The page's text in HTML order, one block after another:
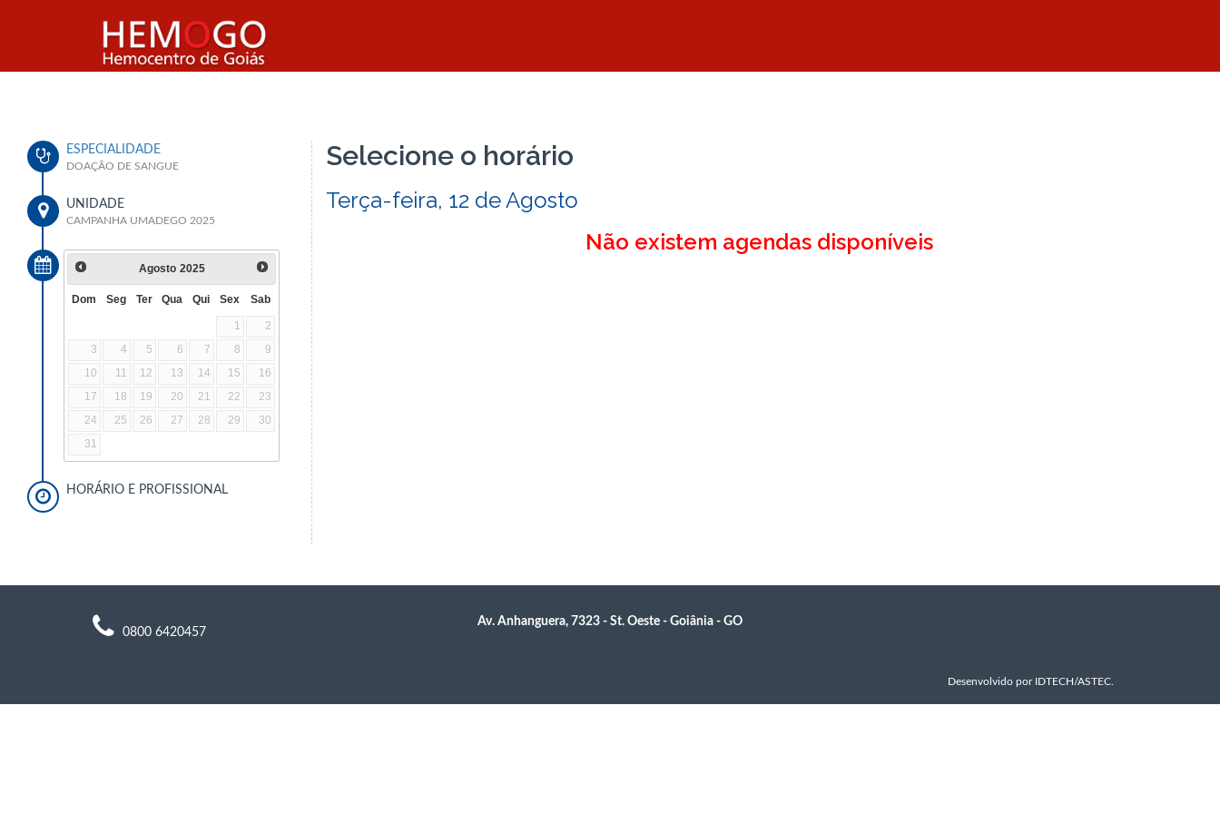
ESPECIALIDADE
DOAÇÃO DE SANGUE
UNIDADE
CAMPANHA UMADEGO 2025
Agosto 2025
Dom Seg Ter Qua Qui Sex Sab
1
2
3
4 5 6 7 8
9
10
11 12 13 14 15
16
17
18 19 20 21 22
23
24
25 26 27 28 29
30
31
HORÁRIO E PROFISSIONAL
Selecione o horário
Terça-feira, 12 de Agosto
Não existem agendas disponíveis
0800 6420457
Av. Anhanguera, 7323 - St. Oeste - Goiânia - GO
Desenvolvido por IDTECH/ASTEC